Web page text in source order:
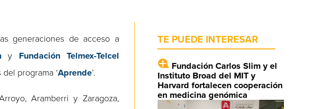
generaciones de acceso a
y Fundación Telmex-Telcel
programa ‘Aprende’.
Aramberri y Zaragoza,
TE PUEDE INTERESAR
Fundación Carlos Slim y el
Instituto Broad del MIT y
Harvard fortalecen cooperación
en medicina genómica